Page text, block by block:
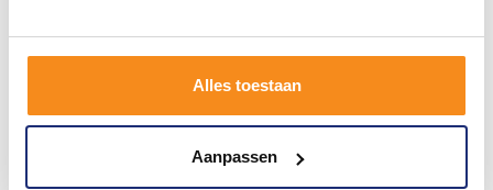
Alles toestaan
Aanpassen